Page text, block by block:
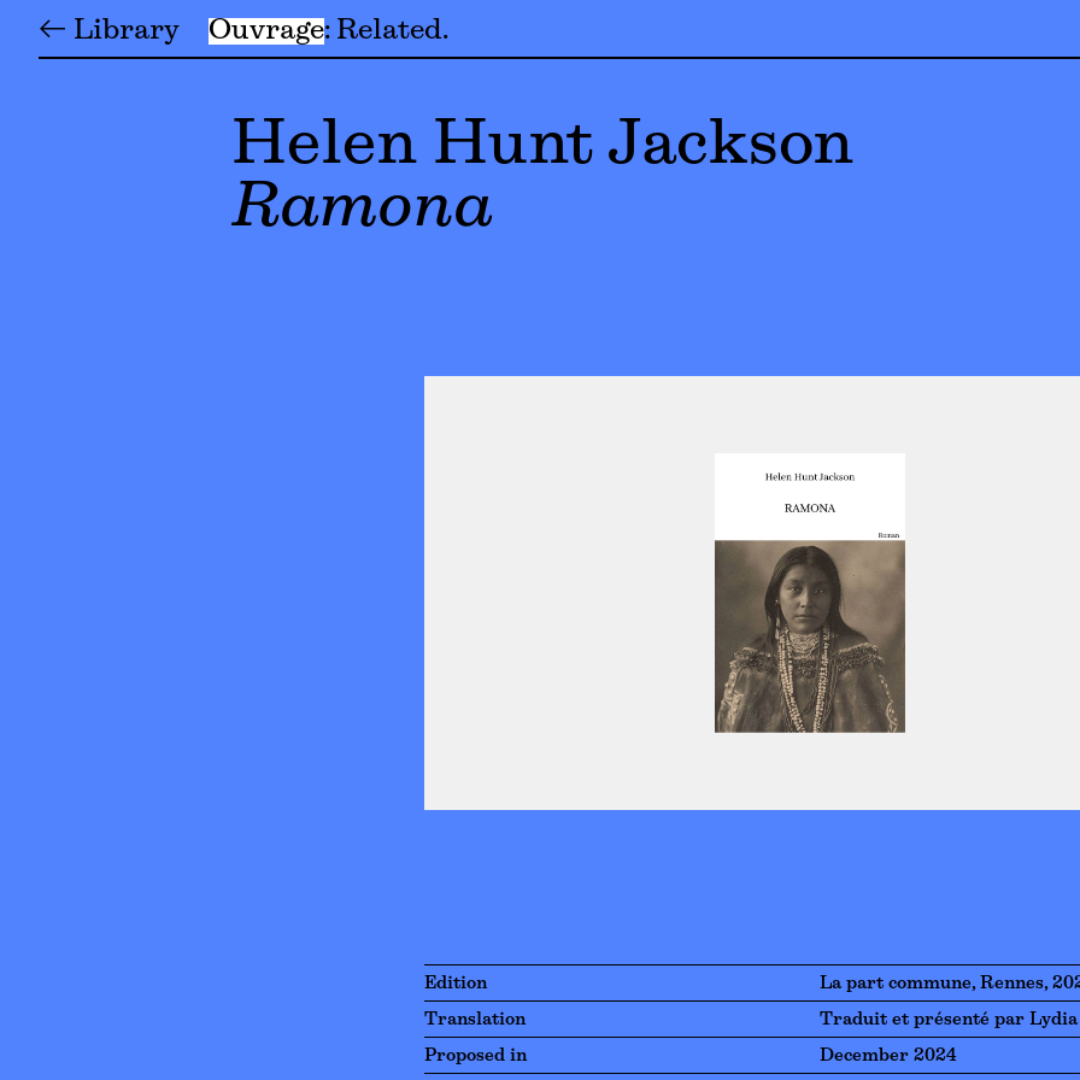
← Library Ouvrage Related
Helen Hunt Jackson
Ramona
Edition La part commune, Rennes,
Translation Traduit et présenté par Lydia
Proposed in December 2024